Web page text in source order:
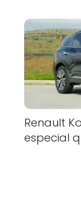
Renault
especial